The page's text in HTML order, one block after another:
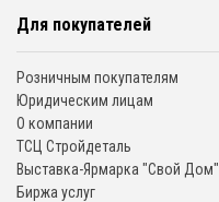
Для покупателей
Розничным покупателям
Юридическим лицам
О компании
ТСЦ Стройдеталь
Выставка-Ярмарка "Свой Дом"
Биржа услуг